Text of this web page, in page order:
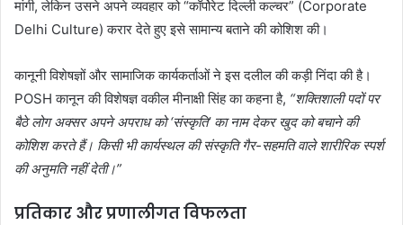
मांगी, लेकिन उसने अपने व्यवहार को “कॉर्पोरेट दिल्ली कल्चर” (Corporate
Delhi Culture) करार देते हुए इसे सामान्य बताने की कोशिश की।
कानूनी विशेषज्ञों और सामाजिक कार्यकर्ताओं ने इस दलील की कड़ी निंदा की है।
POSH कानून की विशेषज्ञ वकील मीनाक्षी सिंह का कहना है, “शक्तिशाली पदों पर
बैठे लोग अक्सर अपने अपराध को ‘संस्कृति’ का नाम देकर खुद को बचाने की
कोशिश करते हैं। किसी भी कार्यस्थल की संस्कृति गैर-सहमति वाले शारीरिक स्पर्श
की अनुमति नहीं देती।”
प्रतिकार और प्रणालीगत विफलता